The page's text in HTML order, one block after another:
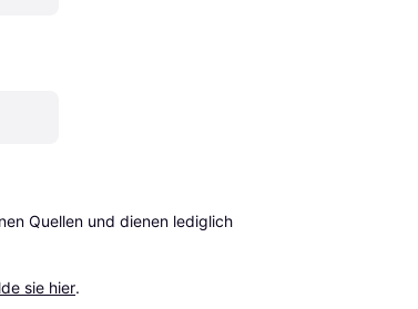
Quellen und dienen lediglich
sie hier.